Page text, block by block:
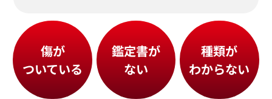
傷が
ついている
鑑定書が
ない
種類が
わからない